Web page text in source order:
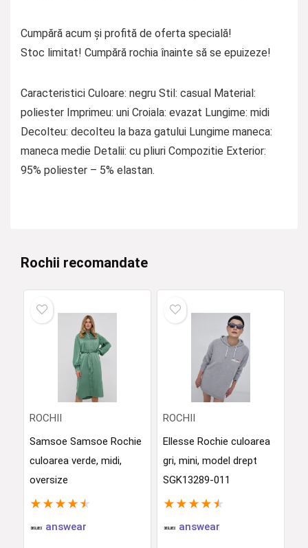
Cumpără acum și profită de oferta specială!
Stoc limitat! Cumpără rochia înainte să se epuizeze!
Caracteristici Culoare: negru Stil: casual Material:
poliester Imprimeu: uni Croiala: evazat Lungime: midi
Decolteu: decolteu la baza gatului Lungime maneca:
maneca medie Detalii: cu pliuri Compozitie Exterior:
95% poliester – 5% elastan.
Rochii recomandate
ROCHII
Samsoe Samsoe Rochie
culoarea verde, midi,
oversize
★ ★ ★ ★ ★
answear
ROCHII
Ellesse Rochie culoarea
gri, mini, model drept
SGK13289-011
★ ★ ★ ★ ★
answear